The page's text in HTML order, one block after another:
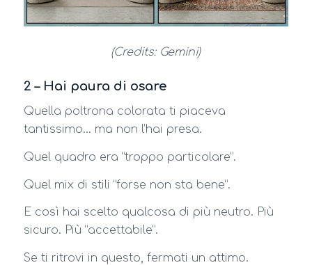
(Credits: Gemini)
2 – Hai paura di osare
Quella poltrona colorata ti piaceva
tantissimo… ma non l’hai presa.
Quel quadro era “troppo particolare”.
Quel mix di stili “forse non sta bene”.
E così hai scelto qualcosa di più neutro. Più
sicuro. Più “accettabile”.
Se ti ritrovi in questo, fermati un attimo.